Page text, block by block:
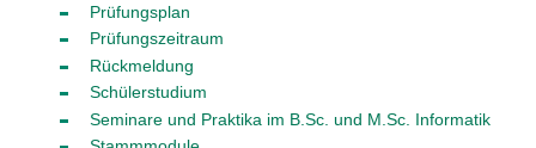
Prüfungsplan
Prüfungszeitraum
Rückmeldung
Schülerstudium
Seminare und Praktika im B.Sc. und M.Sc. Informatik